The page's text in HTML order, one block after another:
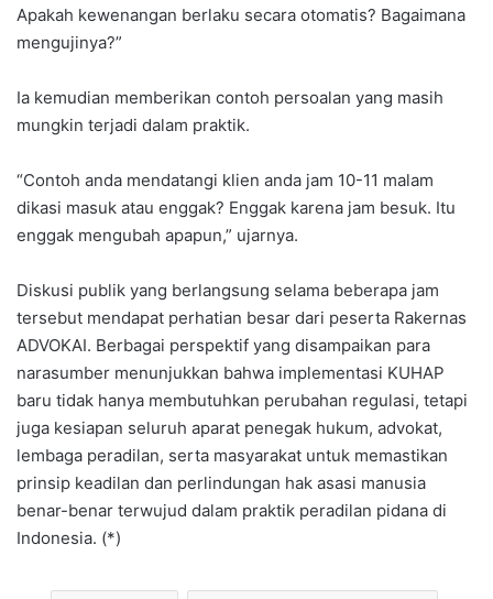
Apakah kewenangan berlaku secara otomatis? Bagaimana
mengujinya?”
Ia kemudian memberikan contoh persoalan yang masih
mungkin terjadi dalam praktik.
“Contoh anda mendatangi klien anda jam 10-11 malam
dikasi masuk atau enggak? Enggak karena jam besuk. Itu
enggak mengubah apapun,” ujarnya.
Diskusi publik yang berlangsung selama beberapa jam
tersebut mendapat perhatian besar dari peserta Rakernas
ADVOKAI. Berbagai perspektif yang disampaikan para
narasumber menunjukkan bahwa implementasi KUHAP
baru tidak hanya membutuhkan perubahan regulasi, tetapi
juga kesiapan seluruh aparat penegak hukum, advokat,
lembaga peradilan, serta masyarakat untuk memastikan
prinsip keadilan dan perlindungan hak asasi manusia
benar-benar terwujud dalam praktik peradilan pidana di
Indonesia. (*)